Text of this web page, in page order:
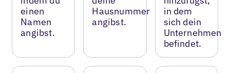
einen
Namen
angibst.
Hausnummer
angibst.
in dem
sich dein
Unternehmen
befindet.